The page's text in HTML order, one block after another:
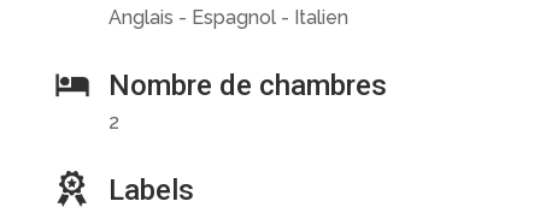
Anglais - Espagnol - Italien
Nombre de chambres
2
Labels